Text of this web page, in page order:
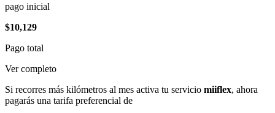
pago inicial
$10,129
Pago total
Ver completo
Si recorres más kilómetros al mes activa tu servicio miiflex, ahora
pagarás una tarifa preferencial de